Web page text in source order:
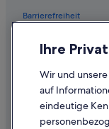
Barrierefreiheit
Rechtliche Hinweise/
Inhaltsrichtlinien
Ihre
Wir und unsere
auf
eindeutige